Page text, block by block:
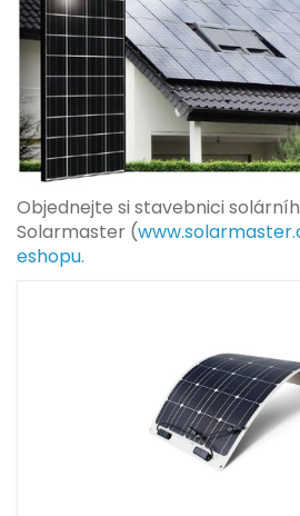
Objednejte si stavebnici
Solarmaster (
eshopu.